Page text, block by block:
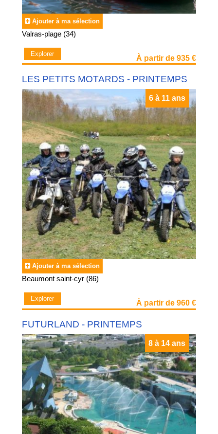
Ajouter à ma sélection
Valras-plage (34)
Explorer
À partir de 935 €
LES PETITS MOTARDS - PRINTEMPS
6 à 11 ans
Ajouter à ma sélection
Beaumont saint-cyr (86)
Explorer
À partir de 960 €
FUTURLAND - PRINTEMPS
8 à 14 ans